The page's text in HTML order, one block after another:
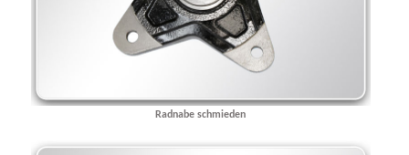
Radnabe schmieden